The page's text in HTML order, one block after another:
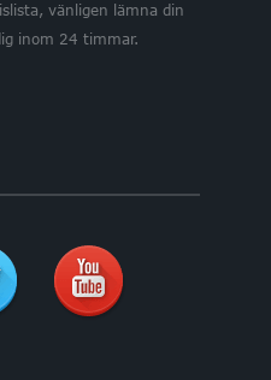
vänligen lämna din
inom 24 timmar.